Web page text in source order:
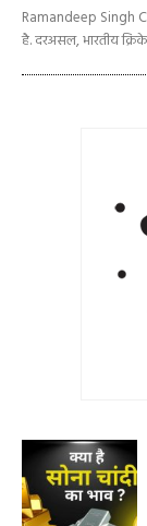
Ramandeep Singh
है. दरअसल, भारतीय